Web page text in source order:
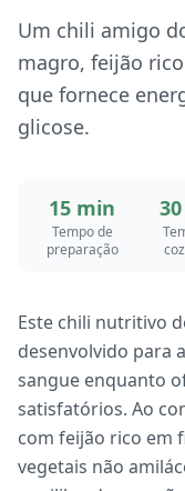
Um chili amigo
magro, feijão
que fornece
glicose.
15 min
Tempo de
preparação
Este chili nutritivo
desenvolvido para
sangue enquanto
satisfatórios. Ao
com feijão rico em
vegetais não